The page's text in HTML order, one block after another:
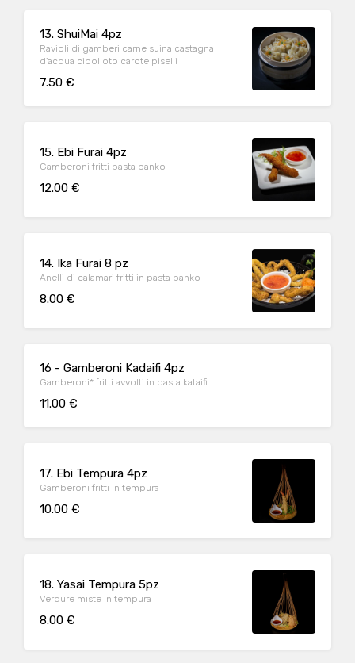
13. ShuiMai 4pz
Ravioli di gamberi carne suina castagna
d'acqua cipolloto carote piselli
7.50 €
15. Ebi Furai 4pz
Gamberoni fritti pasta panko
12.00 €
14. Ika Furai 8 pz
Anelli di calamari fritti in pasta panko
8.00 €
16 - Gamberoni Kadaifi 4pz
Gamberoni* fritti avvolti in pasta kataifi
11.00 €
17. Ebi Tempura 4pz
Gamberoni fritti in tempura
10.00 €
18. Yasai Tempura 5pz
Verdure miste in tempura
8.00 €